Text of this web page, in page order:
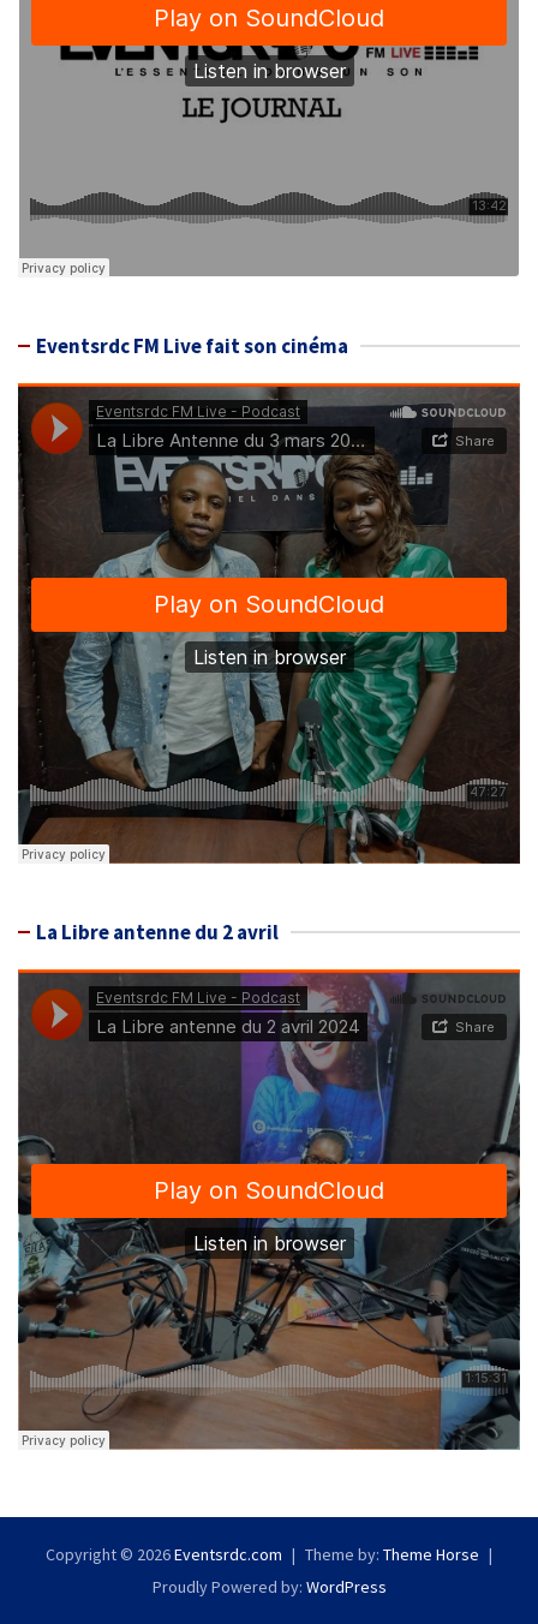
Eventsrdc FM Live fait son cinéma
La Libre antenne du 2 avril
Copyright © 2026Eventsrdc.com Theme by: Theme Horse
Proudly Powered by: WordPress